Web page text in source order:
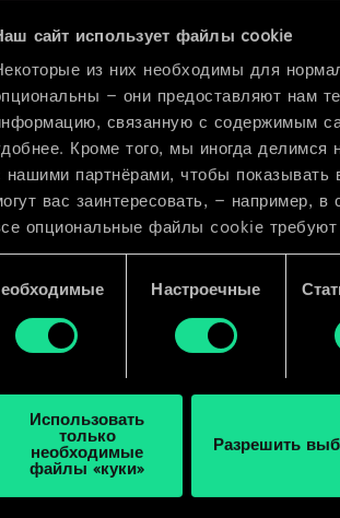
сайт использует файлы cookie
из них необходимы для
— они предоставляют нам
связанную с содержимым
Кроме того, мы иногда
нашими партнёрами, чтобы показывать
вас заинтересовать, — например,
опциональные файлы cookie требуют
подробную информацию о том,
«Настройки» ниже.
Настроечные
Использовать
только
необходимые
файлы «куки»
Разрешить